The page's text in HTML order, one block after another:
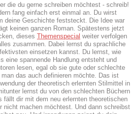
die du gerne schreiben möchtest - schreib!
fang einfach erst einmal an. Du wirst
deine Geschichte feststeckt. Die Idee war
keinen ganzen Roman. Spätestens jetzt
dieses Themenspecial weiter verfolgen
zusammen. Dabei lernst du sprachliche
einsetzen kannst. Du lernst, wie
eine spannende Handlung entsteht und
lesen, egal ob sie gute oder schlechte
das auch definieren möchte. Das ist
der theoretisch erlernten Stilmittel in
lernst du von den schlechten Büchern
fällt dir mit dem neu erlernten theoretischen
nicht machen möchtest. Und dann schreibst